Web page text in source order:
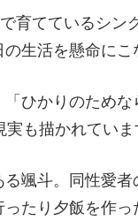
育てているシン
生活を懸命にこ
ひかりのため
も描かれていま
颯斗。同性愛
たり夕飯を作